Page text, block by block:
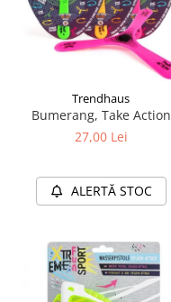
Trendhaus
Bumerang, Take Action
27,00 Lei
ALERTĂ STOC